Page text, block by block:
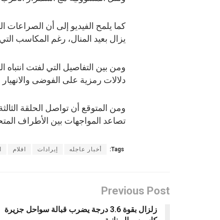
كما يلمح الفيديو إلى أن الصراعات
يزال بعيد المنال، رغم المكاسب
ومن بين التفاصيل التي لفتت
دلالات رمزية على الفوضى
ومن المتوقع أن تواصل الحلقة
تصاعد المواجهات بين الأطراف
Tags: أخبار عاجله إيرادات افلام
Previous Post
زلزال بقوة 3.6 درجة يضرب قبالة سواحل جزيرة